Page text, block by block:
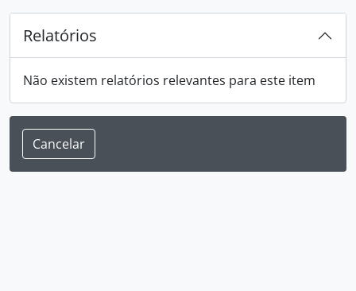
Relatórios
Não existem relatórios relevantes para este item
Cancelar